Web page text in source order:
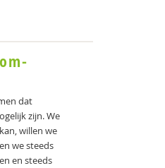
dat
zijn. We
willen we
we steeds
en steeds